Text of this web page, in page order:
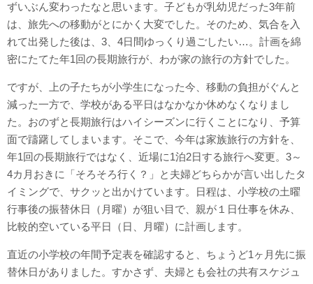
ずいぶん変わったなと思います。子どもが乳幼児だった3年前
は、旅先への移動がとにかく大変でした。そのため、気合を入
れて出発した後は、3、4日間ゆっくり過ごしたい…。計画を綿
密にたてた年1回の長期旅行が、わが家の旅行の方針でした。
ですが、上の子たちが小学生になった今、移動の負担がぐんと
減った一方で、学校がある平日はなかなか休めなくなりまし
た。おのずと長期旅行はハイシーズンに行くことになり、予算
面で躊躇してしまいます。そこで、今年は家族旅行の方針を、
年1回の長期旅行ではなく、近場に1泊2日する旅行へ変更。3～
4カ月おきに「そろそろ行く？」と夫婦どちらかが言い出したタ
イミングで、サクッと出かけています。日程は、小学校の土曜
行事後の振替休日（月曜）が狙い目で、親が１日仕事を休み、
比較的空いている平日（日、月曜）に計画します。
直近の小学校の年間予定表を確認すると、ちょうど1ヶ月先に振
替休日がありました。すかさず、夫婦とも会社の共有スケジュ